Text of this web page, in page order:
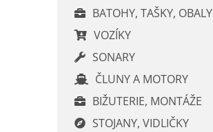
BATOHY, TAŠKY, OBALY
VOZÍKY
SONARY
ČLUNY A MOTORY
BIŽUTERIE, MONTÁŽE
STOJANY, VIDLIČKY